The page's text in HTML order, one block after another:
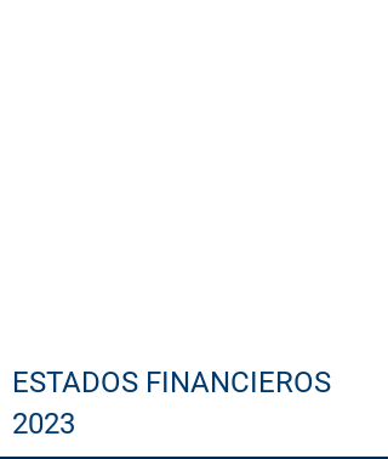
ESTADOS FINANCIEROS
2023